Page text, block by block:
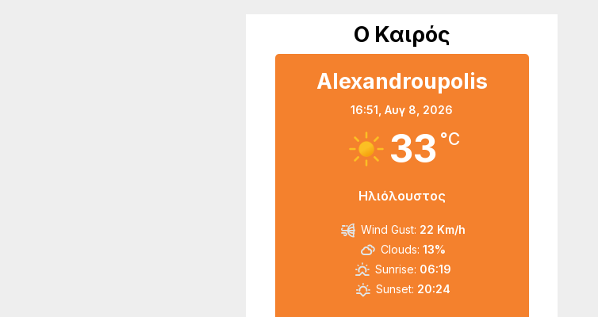
Ο Καιρός
Alexandroupolis
16:51,Αυγ 8, 2026
33 °C
Ηλιόλουστος
Wind Gust: 22 Km/h
Clouds: 13%
Sunrise: 06:19
Sunset: 20:24